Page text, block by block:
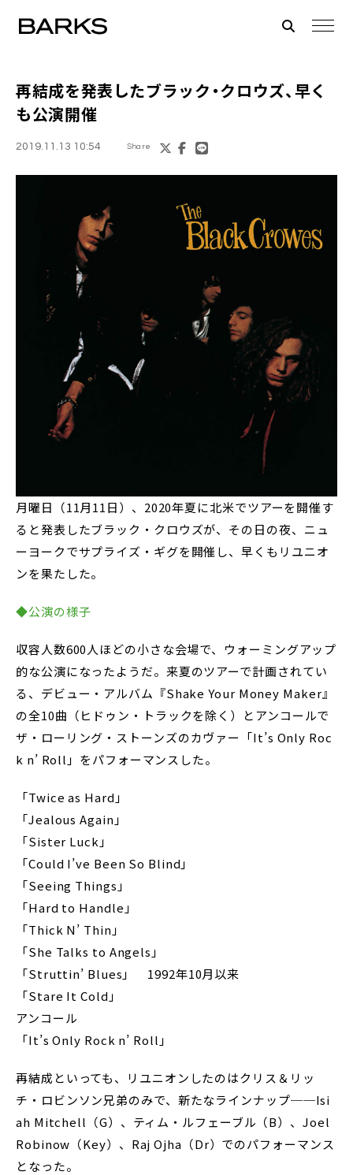
再結成を発表したブラック・クロウズ、早く
も公演開催
2019.11.13 10:54 Share
月曜日（11月11日）、2020年夏に北米でツアーを開催す
ると発表したブラック・クロウズが、その日の夜、ニュ
ーヨークでサプライズ・ギグを開催し、早くもリユニオ
ンを果たした。
◆公演の様子
収容人数600人ほどの小さな会場で、ウォーミングアップ
的な公演になったようだ。来夏のツアーで計画されてい
る、デビュー・アルバム『Shake Your Money Maker』
の全10曲（ヒドゥン・トラックを除く）とアンコールで
ザ・ローリング・ストーンズのカヴァー「It’s Only Roc
k n’ Roll」をパフォーマンスした。
「Twice as Hard」
「Jealous Again」
「Sister Luck」
「Could I’ve Been So Blind」
「Seeing Things」
「Hard to Handle」
「Thick N’ Thin」
「She Talks to Angels」
「Struttin’ Blues」 1992年10月以来
「Stare It Cold」
アンコール
「It’s Only Rock n’ Roll」
再結成といっても、リユニオンしたのはクリス＆リッ
チ・ロビンソン兄弟のみで、新たなラインナップ──Isi
ah Mitchell（G）、ティム・ルフェーブル（B）、Joel
Robinow（Key）、Raj Ojha（Dr）でのパフォーマンス
となった。